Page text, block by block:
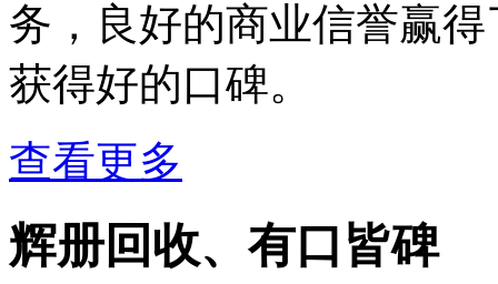
务，良好的商业信誉赢
获得好的口碑。
查看更多
辉册回收、有口皆碑